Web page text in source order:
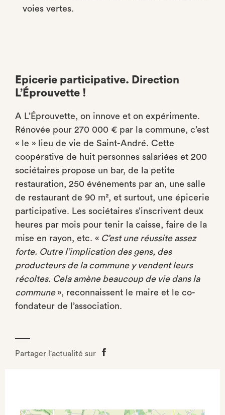
voies vertes.
Epicerie participative. Direction
L’Éprouvette !
A L’Éprouvette, on innove et on expérimente.
Rénovée pour 270 000 € par la commune, c’est
« le » lieu de vie de Saint-André. Cette
coopérative de huit personnes salariées et 200
sociétaires propose un bar, de la petite
restauration, 250 événements par an, une salle
de restaurant de 90 m², et surtout, une épicerie
participative. Les sociétaires s’inscrivent deux
heures par mois pour tenir la caisse, faire de la
mise en rayon, etc. « C’est une réussite assez
forte. Outre l’implication des gens, des
producteurs de la commune y vendent leurs
récoltes. Cela amène beaucoup de vie dans la
commune», reconnaissent le maire et le co-
fondateur de l’association.
Partager l'actualité sur
Partager